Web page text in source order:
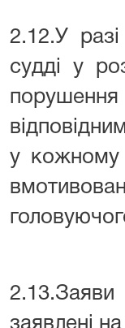
2.12.У
судді у
у кожному
заявлені